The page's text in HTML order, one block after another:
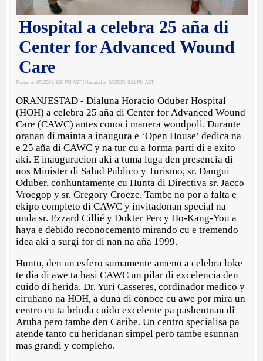
Hospital a celebra 25 aña di
Center for Advanced Wound
Care
Posted on 6/5/2024, 3:00 PM AST | Updated on 6/5/2024, 3:01 PM AST
ORANJESTAD - Dialuna Horacio Oduber Hospital
(HOH) a celebra 25 aña di Center for Advanced Wound
Care (CAWC) antes conoci manera wondpoli. Durante
oranan di mainta a inaugura e ‘Open House’ dedica na
e 25 aña di CAWC y na tur cu a forma parti di e exito
aki. E inauguracion aki a tuma luga den presencia di
nos Minister di Salud Publico y Turismo, sr. Dangui
Oduber, conhuntamente cu Hunta di Directiva sr. Jacco
Vroegop y sr. Gregory Croeze. Tambe no por a falta e
ekipo completo di CAWC y invitadonan special na
unda sr. Ezzard Cillié y Dokter Percy Ho-Kang-You a
haya e debido reconocemento mirando cu e tremendo
idea aki a surgi for di nan na aña 1999.
Huntu, den un esfero sumamente ameno a celebra loke
te dia di awe ta hasi CAWC un pilar di excelencia den
cuido di herida. Dr. Yuri Casseres, cordinador medico y
ciruhano na HOH, a duna di conoce cu awe por mira un
centro cu ta brinda cuido excelente pa pashentnan di
Aruba pero tambe den Caribe. Un centro specialisa pa
atende tanto cu heridanan simpel pero tambe esunnan
mas grandi y compleho.